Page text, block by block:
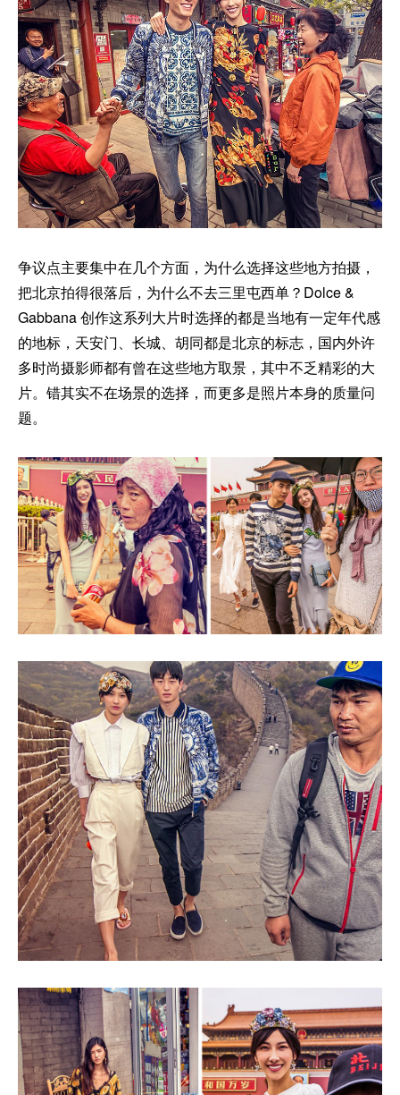
争议点主要集中在几个方面，为什么选择这些地方拍摄，
把北京拍得很落后，为什么不去三里屯西单？Dolce &
Gabbana 创作这系列大片时选择的都是当地有一定年代感
的地标，天安门、长城、胡同都是北京的标志，国内外许
多时尚摄影师都有曾在这些地方取景，其中不乏精彩的大
片。错其实不在场景的选择，而更多是照片本身的质量问
题。